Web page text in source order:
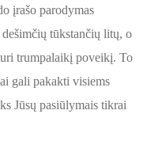
įrašo parodymas
tūkstančių litų, o
trumpalaikį poveikį. To
gali pakakti visiems
Jūsų pasiūlymais tikrai